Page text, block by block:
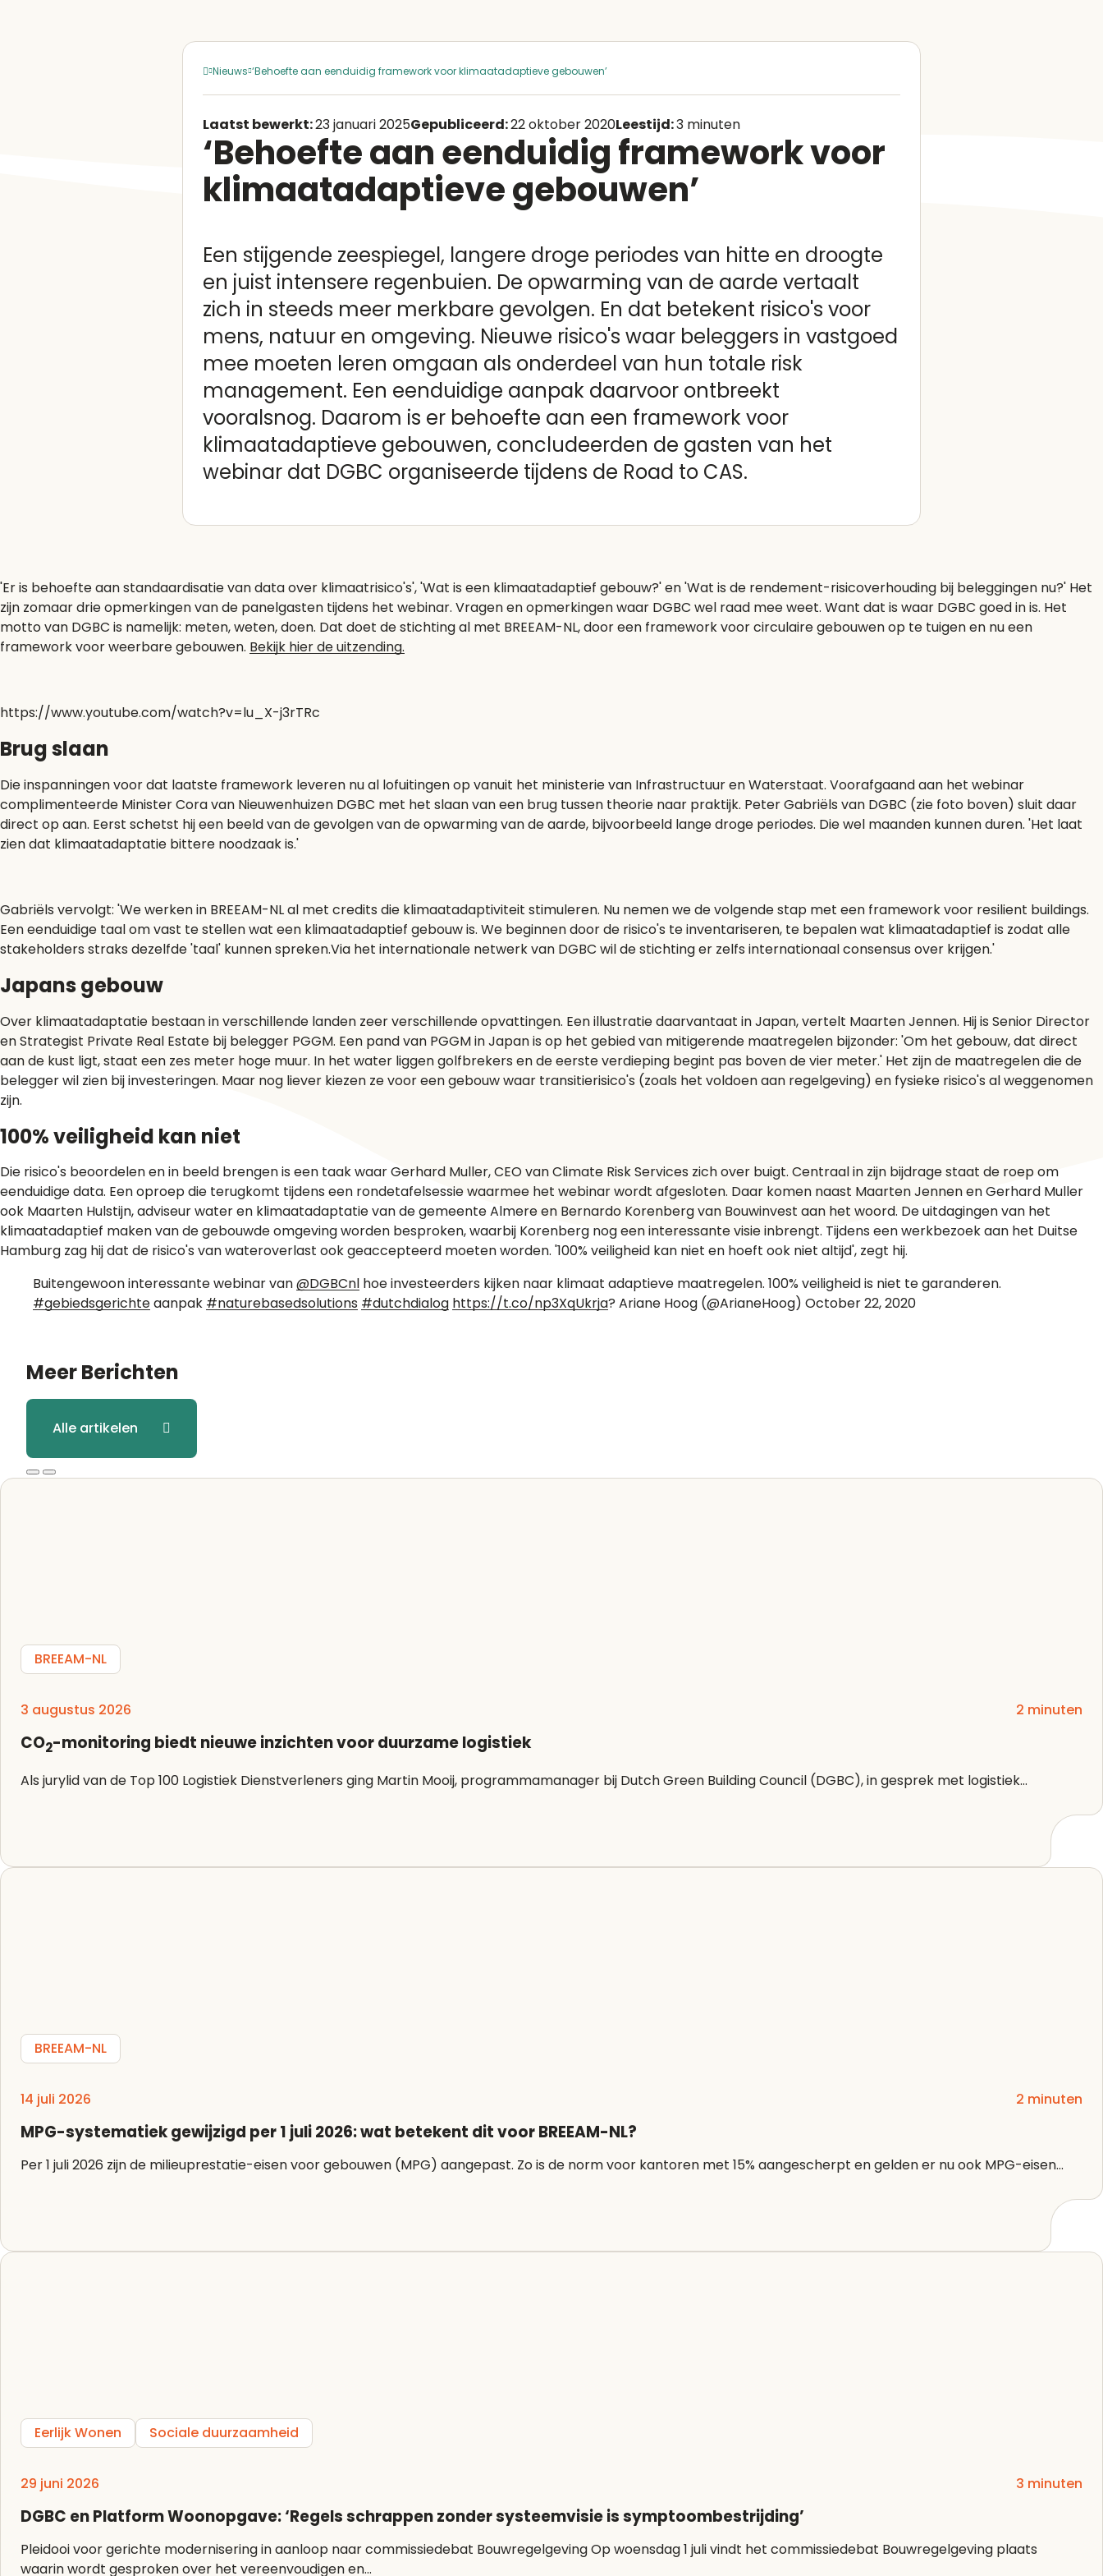
Nieuws ‘Behoefte aan eenduidig framework voor klimaatadaptieve gebouwen’
Laatst bewerkt:23 januari 2025Gepubliceerd:22 oktober 2020Leestijd:3 minuten
‘Behoefte aan eenduidig framework voor
klimaatadaptieve gebouwen’
Een stijgende zeespiegel, langere droge periodes van hitte en droogte
en juist intensere regenbuien. De opwarming van de aarde vertaalt
zich in steeds meer merkbare gevolgen. En dat betekent risico's voor
mens, natuur en omgeving. Nieuwe risico's waar beleggers in vastgoed
mee moeten leren omgaan als onderdeel van hun totale risk
management. Een eenduidige aanpak daarvoor ontbreekt
vooralsnog. Daarom is er behoefte aan een framework voor
klimaatadaptieve gebouwen, concludeerden de gasten van het
webinar dat DGBC organiseerde tijdens de Road to CAS.
'Er is behoefte aan standaardisatie van data over klimaatrisico's', 'Wat is een klimaatadaptief gebouw?' en 'Wat is de rendement-risicoverhouding bij beleggingen nu?' Het
zijn zomaar drie opmerkingen van de panelgasten tijdens het webinar. Vragen en opmerkingen waar DGBC wel raad mee weet. Want dat is waar DGBC goed in is. Het
motto van DGBC is namelijk: meten, weten, doen. Dat doet de stichting al met BREEAM-NL, door een framework voor circulaire gebouwen op te tuigen en nu een
framework voor weerbare gebouwen. Bekijk hier de uitzending.
https://www.youtube.com/watch?v=lu_X-j3rTRc
Brug slaan
Die inspanningen voor dat laatste framework leveren nu al lofuitingen op vanuit het ministerie van Infrastructuur en Waterstaat. Voorafgaand aan het webinar
complimenteerde Minister Cora van Nieuwenhuizen DGBC met het slaan van een brug tussen theorie naar praktijk. Peter Gabriëls van DGBC (zie foto boven) sluit daar
direct op aan. Eerst schetst hij een beeld van de gevolgen van de opwarming van de aarde, bijvoorbeeld lange droge periodes. Die wel maanden kunnen duren. 'Het laat
zien dat klimaatadaptatie bittere noodzaak is.'
Gabriëls vervolgt: 'We werken in BREEAM-NL al met credits die klimaatadaptiviteit stimuleren. Nu nemen we de volgende stap met een framework voor resilient buildings.
Een eenduidige taal om vast te stellen wat een klimaatadaptief gebouw is. We beginnen door de risico's te inventariseren, te bepalen wat klimaatadaptief is zodat alle
stakeholders straks dezelfde 'taal' kunnen spreken.Via het internationale netwerk van DGBC wil de stichting er zelfs internationaal consensus over krijgen.'
Japans gebouw
Over klimaatadaptatie bestaan in verschillende landen zeer verschillende opvattingen. Een illustratie daarvantaat in Japan, vertelt Maarten Jennen. Hij is Senior Director
en Strategist Private Real Estate bij belegger PGGM. Een pand van PGGM in Japan is op het gebied van mitigerende maatregelen bijzonder: 'Om het gebouw, dat direct
aan de kust ligt, staat een zes meter hoge muur. In het water liggen golfbrekers en de eerste verdieping begint pas boven de vier meter.' Het zijn de maatregelen die de
belegger wil zien bij investeringen. Maar nog liever kiezen ze voor een gebouw waar transitierisico's (zoals het voldoen aan regelgeving) en fysieke risico's al weggenomen
zijn.
100% veiligheid kan niet
Die risico's beoordelen en in beeld brengen is een taak waar Gerhard Muller, CEO van Climate Risk Services zich over buigt. Centraal in zijn bijdrage staat de roep om
eenduidige data. Een oproep die terugkomt tijdens een rondetafelsessie waarmee het webinar wordt afgesloten. Daar komen naast Maarten Jennen en Gerhard Muller
ook Maarten Hulstijn, adviseur water en klimaatadaptatie van de gemeente Almere en Bernardo Korenberg van Bouwinvest aan het woord. De uitdagingen van het
klimaatadaptief maken van de gebouwde omgeving worden besproken, waarbij Korenberg nog een interessante visie inbrengt. Tijdens een werkbezoek aan het Duitse
Hamburg zag hij dat de risico's van wateroverlast ook geaccepteerd moeten worden. '100% veiligheid kan niet en hoeft ook niet altijd', zegt hij.
Buitengewoon interessante webinar van@DGBCnl hoe investeerders kijken naar klimaat adaptieve maatregelen. 100% veiligheid is niet te garanderen.
#gebiedsgerichteaanpak #naturebasedsolutions #dutchdialog https://t.co/np3XqUkrja? Ariane Hoog (@ArianeHoog) October 22, 2020
MeerBerichten
Alle artikelen
BREEAM-NL
3 augustus 2026 2 minuten
CO2-monitoring biedt nieuwe inzichten voor duurzame logistiek
Als jurylid van de Top 100 Logistiek Dienstverleners ging Martin Mooij, programmamanager bij Dutch Green Building Council (DGBC), in gesprek met logistiek...
Lees artikel
BREEAM-NL
14 juli 2026 2 minuten
MPG-systematiek gewijzigd per 1 juli 2026: wat betekent dit voor BREEAM-NL?
Per 1 juli 2026 zijn de milieuprestatie-eisen voor gebouwen (MPG) aangepast. Zo is de norm voor kantoren met 15% aangescherpt en gelden er nu ook MPG-eisen...
Lees artikel
Eerlijk Wonen Sociale duurzaamheid
29 juni 2026 3 minuten
DGBC en Platform Woonopgave: ‘Regels schrappen zonder systeemvisie is symptoombestrijding’
Pleidooi voor gerichte modernisering in aanloop naar commissiedebat Bouwregelgeving Op woensdag 1 juli vindt het commissiedebat Bouwregelgeving plaats
waarin wordt gesproken over het vereenvoudigen en...